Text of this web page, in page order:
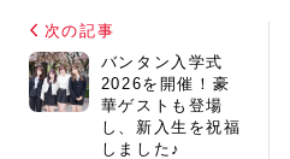
次の記事
バンタン入学式
2026を開催！豪
華ゲストも登場
し、新入生を祝福
しました♪